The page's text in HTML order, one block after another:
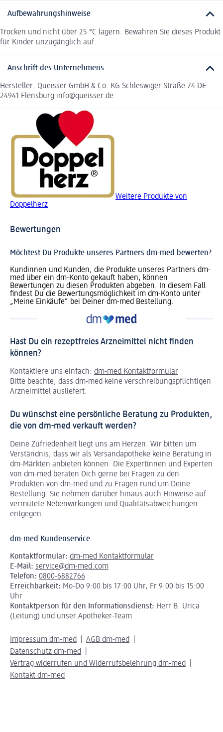
Aufbewahrungshinweise
Trocken und nicht über 25 °C lagern. Bewahren Sie dieses Produkt
für Kinder unzugänglich auf.
Anschrift des Unternehmens
Hersteller: Queisser GmbH & Co. KG Schleswiger Straße 74 DE-
24941 Flensburg info@queisser.de
Weitere Produkte von
Doppelherz
Bewertungen
Möchtest Du Produkte unseres Partners dm-med bewerten?
Kundinnen und Kunden, die Produkte unseres Partners dm-
med über ein dm-Konto gekauft haben, können
Bewertungen zu diesen Produkten abgeben. In diesem Fall
findest Du die Bewertungsmöglichkeit im dm-Konto unter
„Meine Einkäufe“ bei Deiner dm-med Bestellung.
Hast Du ein rezeptfreies Arzneimittel nicht finden
können?
Kontaktiere uns einfach: dm-med Kontaktformular
Bitte beachte, dass dm-med keine verschreibungspflichtigen
Arzneimittel ausliefert.
Du wünschst eine persönliche Beratung zu Produkten,
die von dm-med verkauft werden?
Deine Zufriedenheit liegt uns am Herzen. Wir bitten um
Verständnis, dass wir als Versandapotheke keine Beratung in
dm-Märkten anbieten können. Die Expertinnen und Experten
von dm-med beraten Dich gerne bei Fragen zu den
Produkten von dm-med und zu Fragen rund um Deine
Bestellung. Sie nehmen darüber hinaus auch Hinweise auf
vermutete Nebenwirkungen und Qualitätsabweichungen
entgegen.
dm-med Kundenservice
Kontaktformular: dm-med Kontaktformular
E-Mail: service@dm-med.com
Telefon: 0800-6882766
Erreichbarkeit: Mo-Do 9:00 bis 17:00 Uhr, Fr 9:00 bis 15:00
Uhr
Kontaktperson für den Informationsdienst: Herr B. Urica
(Leitung) und unser Apotheker-Team
Impressum dm-med
AGB dm-med
Datenschutz dm-med
Vertrag widerrufen und Widerrufsbelehrung dm-med
Kontakt dm-med